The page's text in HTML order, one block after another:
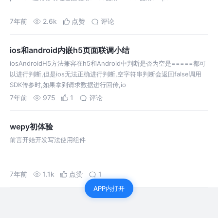
7年前 2.6k 点赞 评论
ios和android内嵌h5页面联调小结
iosAndroidH5方法兼容在h5和Android中判断是否为空是=====都可
以进行判断,但是ios无法正确进行判断,空字符串判断会返回false调用
SDK传参时,如果拿到请求数据进行回传,io
7年前 975 1 评论
wepy初体验
前言开始开发写法使用组件
7年前 1.1k 点赞 1
APP内打开